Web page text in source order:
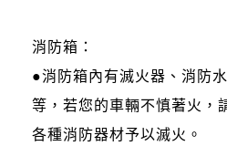
消防箱：
●消防箱內有滅火器、消防
等，若您的車輛不慎著火，
各種消防器材予以滅火。